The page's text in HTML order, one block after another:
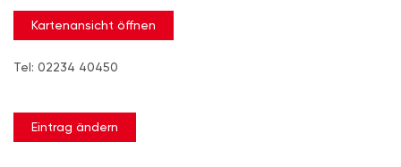
Kartenansicht öffnen
Tel: 02234 40450
Eintrag ändern